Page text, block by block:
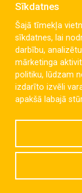
Sīkdatnes
Šajā tīmekļa
sīkdatnes, lai
darbību,
mārketinga
politiku, lūdzam
izdarīto izvēli
apakšā labajā